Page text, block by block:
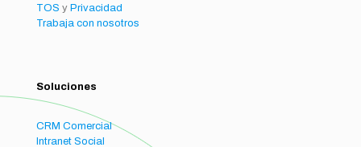
TOS y Privacidad
Trabaja con nosotros
Soluciones
CRM Comercial
Intranet Social